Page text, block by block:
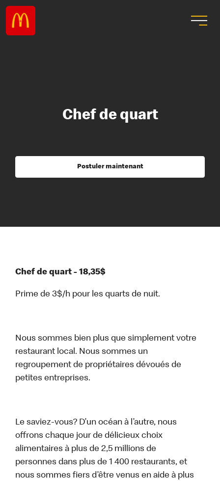
Chef de quart
Postuler maintenant
Chef de quart - 18,35$
Prime de 3$/h pour les quarts de nuit.
Nous sommes bien plus que simplement votre
restaurant local. Nous sommes un
regroupement de propriétaires dévoués de
petites entreprises.
Le saviez-vous? D’un océan à l’autre, nous
offrons chaque jour de délicieux choix
alimentaires à plus de 2,5 millions de
personnes dans plus de 1 400 restaurants, et
nous sommes fiers d’être venus en aide à plus